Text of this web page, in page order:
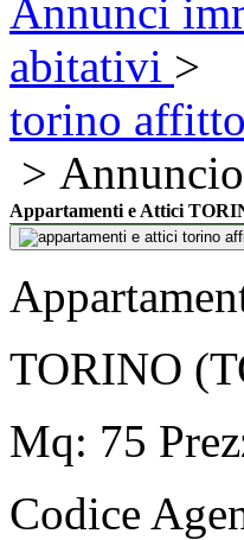
Annunci
abitativi >
torino affitto
>
Appartamenti e Attici
TORINO
Mq: 75
Codice